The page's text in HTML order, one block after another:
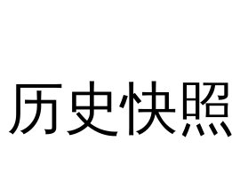
历史快照